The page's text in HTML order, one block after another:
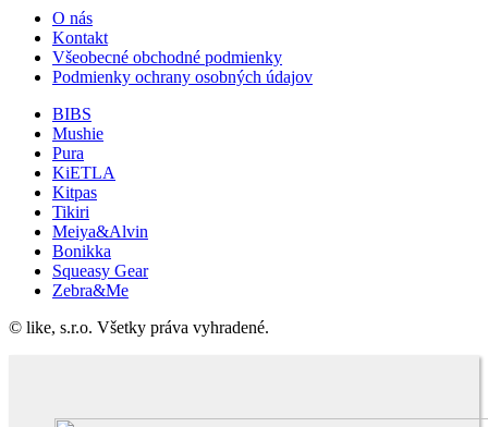
O nás
Kontakt
Všeobecné obchodné podmienky
Podmienky ochrany osobných údajov
BIBS
Mushie
Pura
KiETLA
Kitpas
Tikiri
Meiya&Alvin
Bonikka
Squeasy Gear
Zebra&Me
© like, s.r.o. Všetky práva vyhradené.